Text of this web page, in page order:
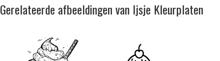
Gerelateerde afbeeldingen van Ijsje Kleurplaten